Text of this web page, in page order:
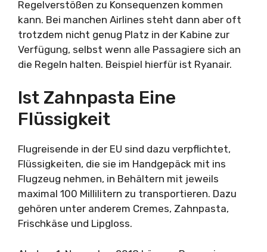
Regelverstößen zu Konsequenzen kommen
kann. Bei manchen Airlines steht dann aber oft
trotzdem nicht genug Platz in der Kabine zur
Verfügung, selbst wenn alle Passagiere sich an
die Regeln halten. Beispiel hierfür ist Ryanair.
Ist Zahnpasta Eine
Flüssigkeit
Flugreisende in der EU sind dazu verpflichtet,
Flüssigkeiten, die sie im Handgepäck mit ins
Flugzeug nehmen, in Behältern mit jeweils
maximal 100 Millilitern zu transportieren. Dazu
gehören unter anderem Cremes, Zahnpasta,
Frischkäse und Lipgloss.